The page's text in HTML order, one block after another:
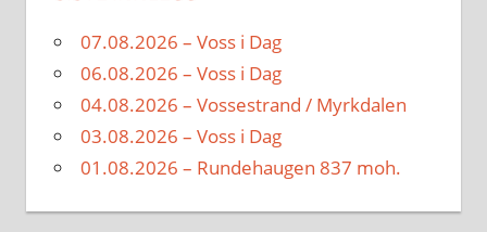
07.08.2026 – Voss i Dag
06.08.2026 – Voss i Dag
04.08.2026 – Vossestrand / Myrkdalen
03.08.2026 – Voss i Dag
01.08.2026 – Rundehaugen 837 moh.